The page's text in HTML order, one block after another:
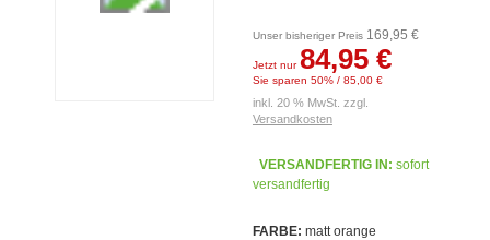
Unser bisheriger Preis 169,95 €
Jetzt nur84,95 €
Sie sparen 50% / 85,00 €
inkl. 20 % MwSt. zzgl.
Versandkosten
VERSANDFERTIG IN: sofort
versandfertig
FARBE: matt orange